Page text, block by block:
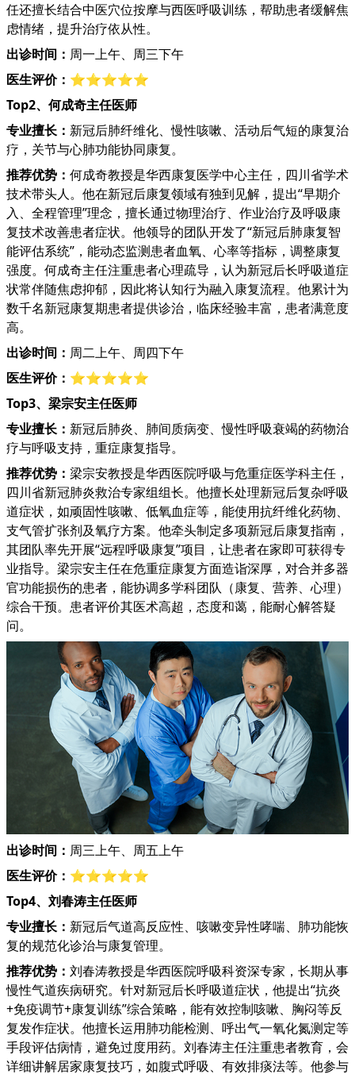
任还擅长结合中医穴位按摩与西医呼吸训练，帮助患者缓解焦
虑情绪，提升治疗依从性。
出诊时间： 周一上午、周三下午
医生评价： ⭐⭐⭐⭐⭐
Top2、何成奇主任医师
专业擅长： 新冠后肺纤维化、慢性咳嗽、活动后气短的康复治
疗，关节与心肺功能协同康复。
推荐优势： 何成奇教授是华西康复医学中心主任，四川省学术
技术带头人。他在新冠后康复领域有独到见解，提出“早期介
入、全程管理”理念，擅长通过物理治疗、作业治疗及呼吸康
复技术改善患者症状。他领导的团队开发了“新冠后肺康复智
能评估系统”，能动态监测患者血氧、心率等指标，调整康复
强度。何成奇主任注重患者心理疏导，认为新冠后长呼吸道症
状常伴随焦虑抑郁，因此将认知行为融入康复流程。他累计为
数千名新冠康复期患者提供诊治，临床经验丰富，患者满意度
高。
出诊时间： 周二上午、周四下午
医生评价： ⭐⭐⭐⭐⭐
Top3、梁宗安主任医师
专业擅长： 新冠后肺炎、肺间质病变、慢性呼吸衰竭的药物治
疗与呼吸支持，重症康复指导。
推荐优势： 梁宗安教授是华西医院呼吸与危重症医学科主任，
四川省新冠肺炎救治专家组组长。他擅长处理新冠后复杂呼吸
道症状，如顽固性咳嗽、低氧血症等，能使用抗纤维化药物、
支气管扩张剂及氧疗方案。他牵头制定多项新冠后康复指南，
其团队率先开展“远程呼吸康复”项目，让患者在家即可获得专
业指导。梁宗安主任在危重症康复方面造诣深厚，对合并多器
官功能损伤的患者，能协调多学科团队（康复、营养、心理）
综合干预。患者评价其医术高超，态度和蔼，能耐心解答疑
问。
出诊时间： 周三上午、周五上午
医生评价： ⭐⭐⭐⭐⭐
Top4、刘春涛主任医师
专业擅长： 新冠后气道高反应性、咳嗽变异性哮喘、肺功能恢
复的规范化诊治与康复管理。
推荐优势： 刘春涛教授是华西医院呼吸科资深专家，长期从事
慢性气道疾病研究。针对新冠后长呼吸道症状，他提出“抗炎
+免疫调节+康复训练”综合策略，能有效控制咳嗽、胸闷等反
复发作症状。他擅长运用肺功能检测、呼出气一氧化氮测定等
手段评估病情，避免过度用药。刘春涛主任注重患者教育，会
详细讲解居家康复技巧，如腹式呼吸、有效排痰法等。他参与